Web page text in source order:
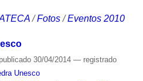
/Fotos /Eventos 2010
publicado30/04/2014 — registrado
Unesco